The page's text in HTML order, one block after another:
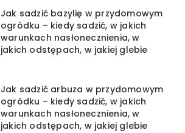
Jak sadzić bazylię w przydomowym
ogródku – kiedy sadzić, w jakich
warunkach nasłonecznienia, w
jakich odstępach, w jakiej glebie
Jak sadzić arbuza w przydomowym
ogródku – kiedy sadzić, w jakich
warunkach nasłonecznienia, w
jakich odstępach, w jakiej glebie